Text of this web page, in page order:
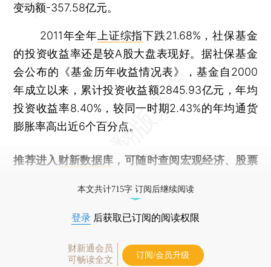
变动额-357.58亿元。
2011年全年 上证综指下跌21.68%，社保基金
的投资收益率还是较A股大盘表现好。据社保基金
会公布的《基金历年收益情况表》，基金自2000
年成立以来，累计投资收益额2845.93亿元，年均
投资收益率8.40%，较同一时期2.43%的年均通货
膨胀率高出近6个百分点。
推荐进入 财新数据库 ，可随时查阅宏观经济、股票
本文共计715字 订阅后继续阅读
登录 后获取已订阅的阅读权限
财新通会员
可畅读全文
订阅/会员升级